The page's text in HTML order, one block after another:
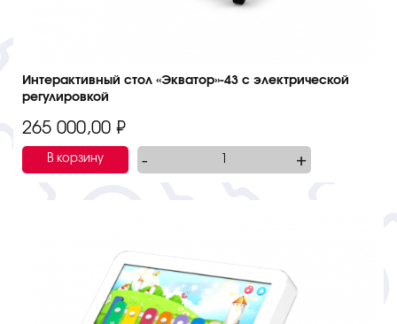
Интерактивный стол «Экватор»-43 с электрической
регулировкой
265 000,00 ₽
В корзину +
-